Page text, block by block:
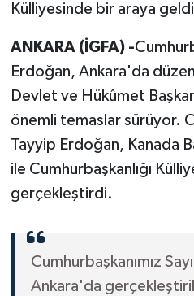
Külliyesinde bir araya
ANKARA (İGFA) -
Erdoğan, Ankara'da
Devlet ve Hükûmet
önemli temaslar sürüyor.
Tayyip Erdoğan, Kanada
ile Cumhurbaşkanlığı
gerçekleştirdi.
Cumhurbaşkanımız
Ankara'da